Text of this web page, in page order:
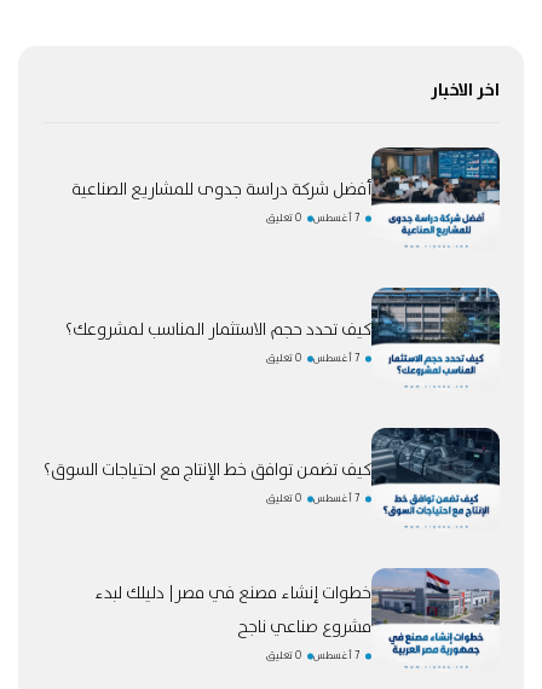
اخر الاخبار
أفضل شركة دراسة جدوى للمشاريع الصناعية
7 أغسطس 0 تعليق
كيف تحدد حجم الاستثمار المناسب لمشروعك؟
7 أغسطس 0 تعليق
كيف تضمن توافق خط الإنتاج مع احتياجات السوق؟
7 أغسطس 0 تعليق
خطوات إنشاء مصنع في مصر| دليلك لبدء
مشروع صناعي ناجح
7 أغسطس 0 تعليق